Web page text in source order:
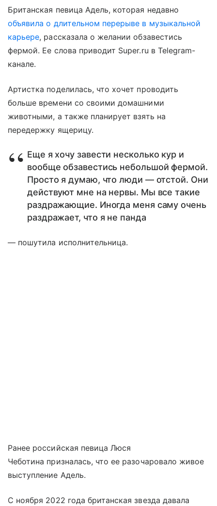
Британская певица Адель, которая недавно
объявила о длительном перерыве в музыкальной
карьере, рассказала о желании обзавестись
фермой. Ее слова приводит Super.ru в Telegram-
канале.
Артистка поделилась, что хочет проводить
больше времени со своими домашними
животными, а также планирует взять на
передержку ящерицу.
Еще я хочу завести несколько кур и
вообще обзавестись небольшой фермой.
Просто я думаю, что люди — отстой. Они
действуют мне на нервы. Мы все такие
раздражающие. Иногда меня саму очень
раздражает, что я не панда
— пошутила исполнительница.
Ранее российская певица Люся
Чеботина призналась, что ее разочаровало живое
выступление Адель.
С ноября 2022 года британская звезда давала